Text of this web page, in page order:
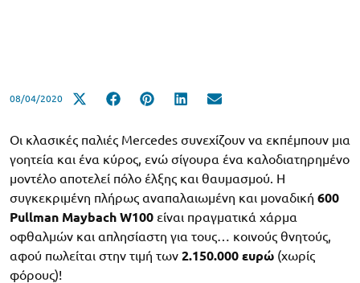
08/04/2020
Οι κλασικές παλιές Mercedes συνεχίζουν να εκπέμπουν μια
γοητεία και ένα κύρος, ενώ σίγουρα ένα καλοδιατηρημένο
μοντέλο αποτελεί πόλο έλξης και θαυμασμού. Η
συγκεκριμένη πλήρως αναπαλαιωμένη και μοναδική 600
Pullman Maybach W100 είναι πραγματικά χάρμα
οφθαλμών και απλησίαστη για τους… κοινούς θνητούς,
αφού πωλείται στην τιμή των 2.150.000 ευρώ (χωρίς
φόρους)!